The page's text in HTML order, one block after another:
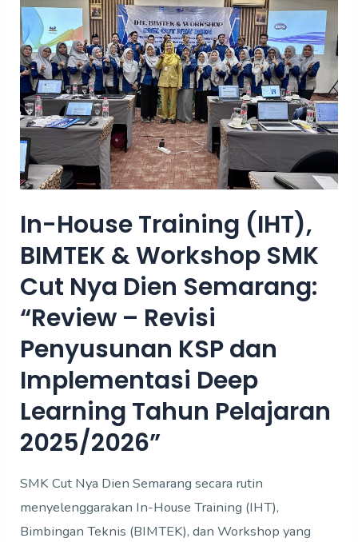
In-House Training (IHT),
BIMTEK & Workshop SMK
Cut Nya Dien Semarang:
“Review – Revisi
Penyusunan KSP dan
Implementasi Deep
Learning Tahun Pelajaran
2025/2026”
SMK Cut Nya Dien Semarang secara rutin
menyelenggarakan In-House Training (IHT),
Bimbingan Teknis (BIMTEK), dan Workshop yang
Training
(IHT),
BIMTEK
&
Workshop
SMK
Cut
Nya
Semarang:
“Review
–
Revisi
Penyusunan
KSP
dan
Implementasi
Deep
Learning
Pelajaran
2025/2026”